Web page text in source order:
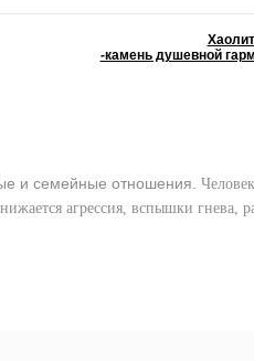
Хаолит
-камень душевной
и семейные отношения.
агрессия, вспышки гнева,